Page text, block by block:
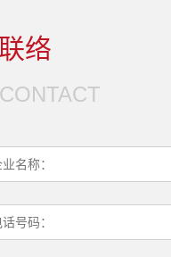
络